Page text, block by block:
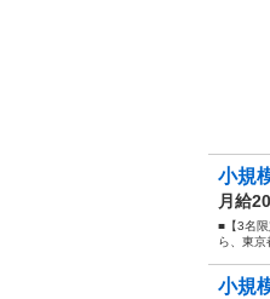
小規
月給
■【3名
ら、東京
小規